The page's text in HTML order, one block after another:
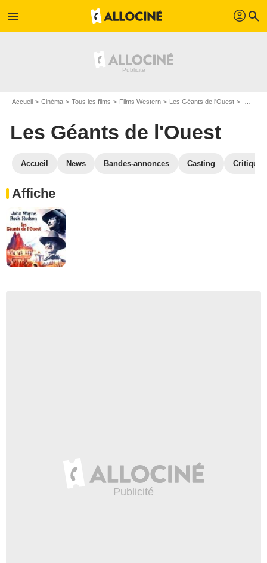
menu profil search
Accueil Cinéma Tous les films Films Western Les Géants de l'Ouest
Les Géants de l'Ouest
Accueil News Bandes-annonces Casting
Affiche